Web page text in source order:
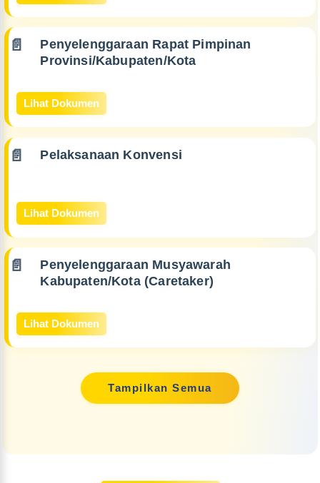
Penyelenggaraan Rapat Pimpinan
Provinsi/Kabupaten/Kota
Lihat Dokumen
Pelaksanaan Konvensi
Lihat Dokumen
Penyelenggaraan Musyawarah
Kabupaten/Kota (Caretaker)
Lihat Dokumen
Tampilkan Semua